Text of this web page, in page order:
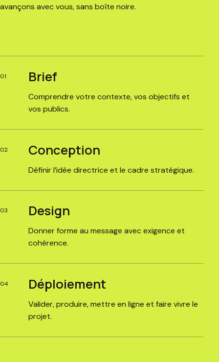
avançons avec vous, sans boîte noire.
01 Brief
Comprendre votre contexte, vos objectifs et
vos publics.
02 Conception
Définir l’idée directrice et le cadre stratégique.
03 Design
Donner forme au message avec exigence et
cohérence.
04 Déploiement
Valider, produire, mettre en ligne et faire vivre le
projet.